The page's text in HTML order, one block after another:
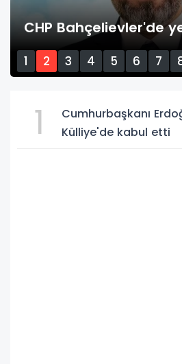
CHP Bahçelievler'de
1 2 3 4 5 6 7
1
Cumhurbaşkanı
Külliye'de kabul etti